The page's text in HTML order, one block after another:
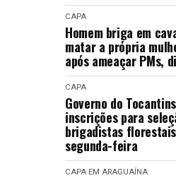
CAPA
Homem briga em
matar a própria
após ameaçar PMs,
CAPA
Governo do
inscrições para
brigadistas
segunda-feira
CAPA EM ARAGUAÍNA